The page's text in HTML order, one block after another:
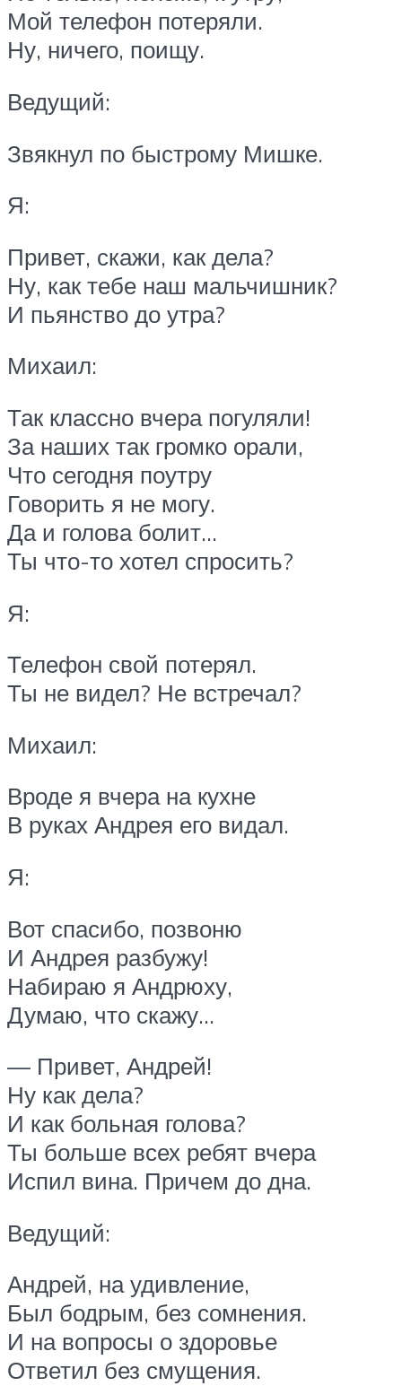
Мой телефон потеряли.
Ну, ничего, поищу.
Ведущий:
Звякнул по быстрому Мишке.
Я:
Привет, скажи, как дела?
Ну, как тебе наш мальчишник?
И пьянство до утра?
Михаил:
Так классно вчера погуляли!
За наших так громко орали,
Что сегодня поутру
Говорить я не могу.
Да и голова болит…
Ты что-то хотел спросить?
Я:
Телефон свой потерял.
Ты не видел? Не встречал?
Михаил:
Вроде я вчера на кухне
В руках Андрея его видал.
Я:
Вот спасибо, позвоню
И Андрея разбужу!
Набираю я Андрюху,
Думаю, что скажу…
— Привет, Андрей!
Ну как дела?
И как больная голова?
Ты больше всех ребят вчера
Испил вина. Причем до дна.
Ведущий:
Андрей, на удивление,
Был бодрым, без сомнения.
И на вопросы о здоровье
Ответил без смущения.